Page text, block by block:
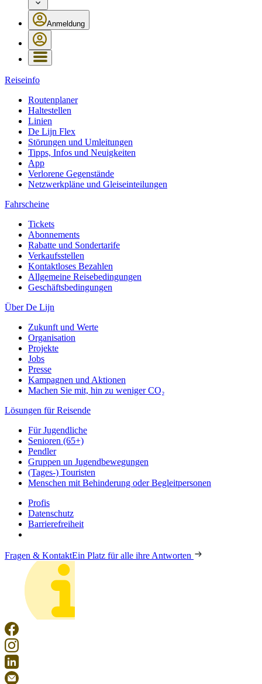
Anmeldung
Reiseinfo
Routenplaner
Haltestellen
Linien
De Lijn Flex
Störungen und Umleitungen
Tipps, Infos und Neuigkeiten
App
Verlorene Gegenstände
Netzwerkpläne und Gleiseinteilungen
Fahrscheine
Tickets
Abonnements
Rabatte und Sondertarife
Verkaufsstellen
Kontaktloses Bezahlen
Allgemeine Reisebedingungen
Geschäftsbedingungen
Über De Lijn
Zukunft und Werte
Organisation
Projekte
Jobs
Presse
Kampagnen und Aktionen
Machen Sie mit, hin zu weniger CO₂
Lösungen für Reisende
Für Jugendliche
Senioren (65+)
Pendler
Gruppen un Jugendbewegungen
(Tages-) Touristen
Menschen mit Behinderung oder Begleitpersonen
Profis
Datenschutz
Barrierefreiheit
Fragen & KontaktEin Platz für alle ihre Antworten